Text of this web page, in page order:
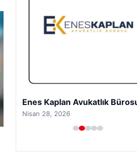
Enes Kaplan Avukatlık
Nisan 28, 2026